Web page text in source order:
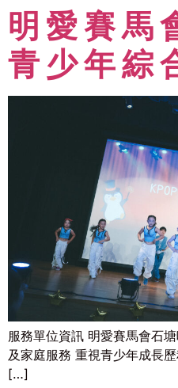
明愛賽馬
青少年綜
服務單位資訊 明愛賽馬會石
及家庭服務 重視青少年成長
[…]